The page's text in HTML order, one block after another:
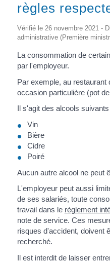
règles
Vérifié le 26 novembre 2021 -
administrative (Première
La consommation de
par l'employeur.
Par exemple, au restaurant
occasion particulière (pot
Il s'agit des alcools suivants
Vin
Bière
Cidre
Poiré
Aucun autre alcool ne peut
L'employeur peut aussi
de ses salariés, toute
travail dans le règlement
note de service. Ces
risques d'accident, doivent
recherché.
Il est interdit de laisser